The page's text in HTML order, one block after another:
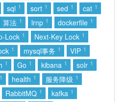
sql 1 sort 1 sed 1 cat 1
算法 1 lrnp 1 dockerfile 1
Lock 1 Next-Key Lock 1
1 mysql事务 1 VIP 1
1 Go 1 kibana 1 solr 1
1 health 1 服务降级 1
RabbitMQ 1 kafka 1